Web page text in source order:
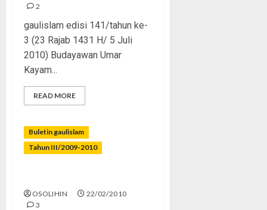
2
gaulislam edisi 141/tahun ke-
3 (23 Rajab 1431 H/ 5 Juli
2010) Budayawan Umar
Kayam...
READ MORE
Buletin gaulislam
Tahun III/2009-2010
OSOLIHIN
22/02/2010
3